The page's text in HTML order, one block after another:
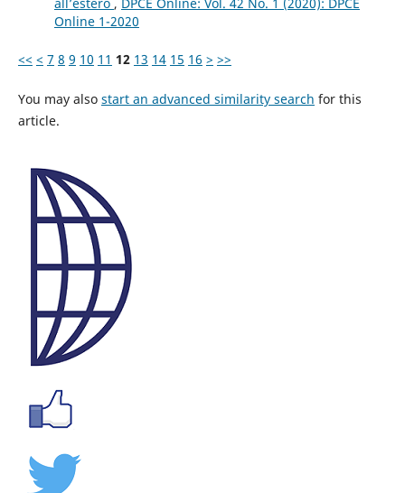
Online 1-2020
<< < 7 8 9 10 11 12 13 14 15 16 > >>
You may also start an advanced similarity search for this
article.